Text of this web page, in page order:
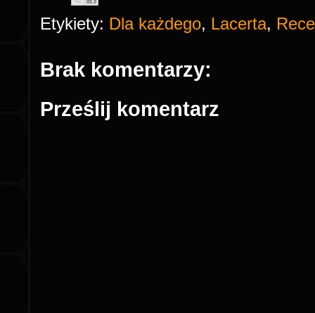
Etykiety: Dla każdego, Lacerta,
Brak komentarzy:
Prześlij komentarz